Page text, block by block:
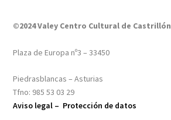
©2024 Valey Centro Cultural de Castrillón
Plaza de Europa nº3 – 33450
Piedrasblancas – Asturias
Tfno: 985 53 03 29
Aviso legal – Protección de datos